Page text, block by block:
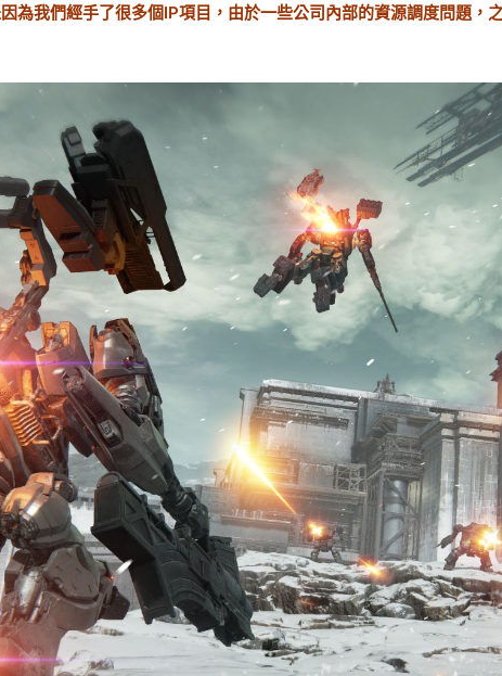
為我們經手了很多個IP項目，由於一些公司內部的資源調度問題